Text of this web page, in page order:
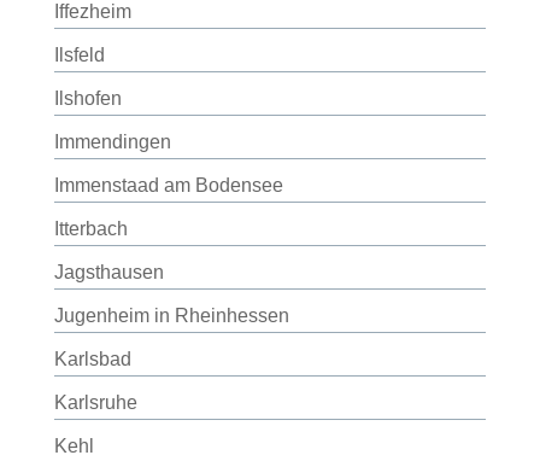
Iffezheim
Ilsfeld
Ilshofen
Immendingen
Immenstaad am Bodensee
Itterbach
Jagsthausen
Jugenheim in Rheinhessen
Karlsbad
Karlsruhe
Kehl